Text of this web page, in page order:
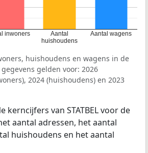
inwoners
Aantal
huishoudens
Aantal wagens
huishoudens en wagens in de
gelden voor: 2026
2024 (huishoudens) en 2023
kerncijfers van STATBEL voor de
aantal adressen, het aantal
huishoudens en het aantal